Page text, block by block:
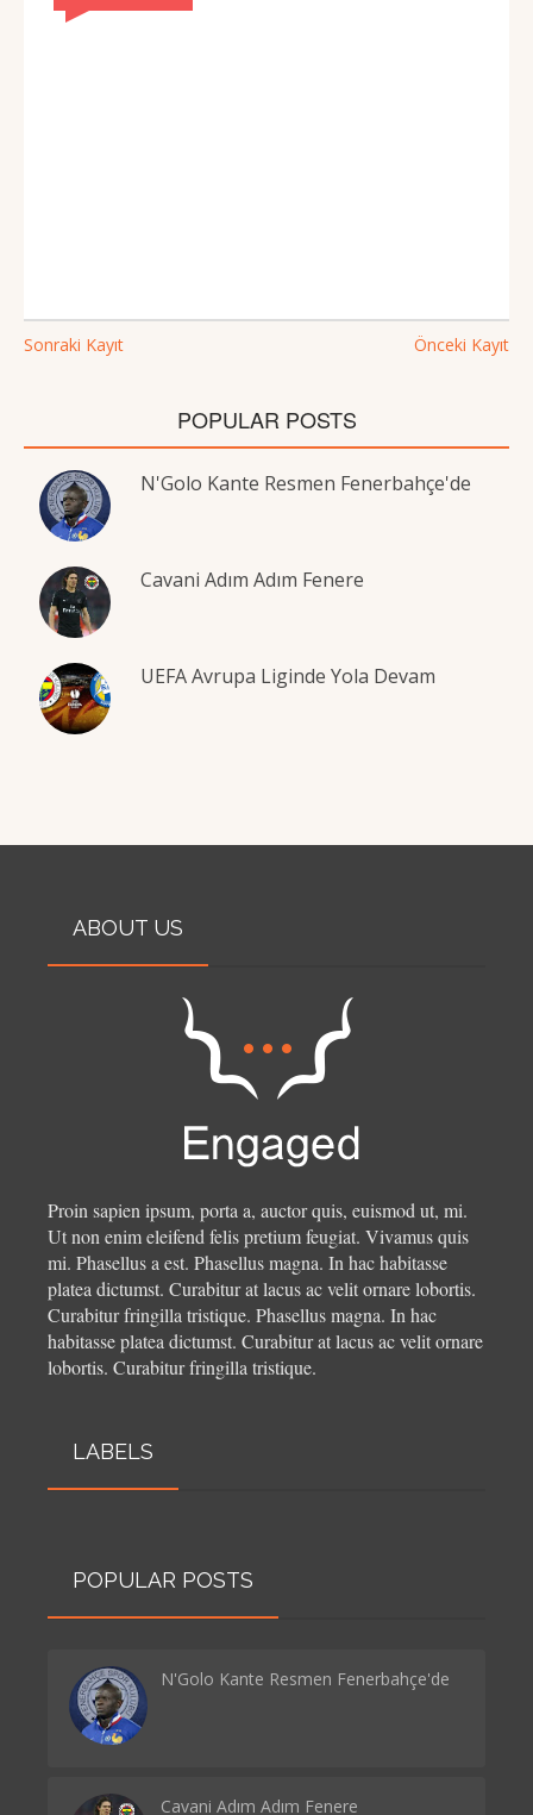
Sonraki Kayıt Önceki Kayıt
POPULAR POSTS
N'Golo Kante Resmen Fenerbahçe'de
Cavani Adım Adım Fenere
UEFA Avrupa Liginde Yola Devam
ABOUT US
Proin sapien ipsum, porta a, auctor quis, euismod ut, mi.
Ut non enim eleifend felis pretium feugiat. Vivamus quis
mi. Phasellus a est. Phasellus magna. In hac habitasse
platea dictumst. Curabitur at lacus ac velit ornare lobortis.
Curabitur fringilla tristique. Phasellus magna. In hac
habitasse platea dictumst. Curabitur at lacus ac velit ornare
lobortis. Curabitur fringilla tristique.
LABELS
POPULAR POSTS
N'Golo Kante Resmen Fenerbahçe'de
Cavani Adım Adım Fenere